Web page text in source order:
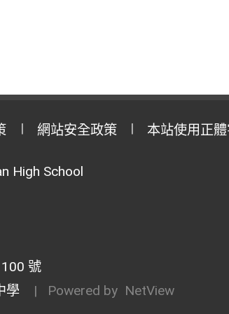
網站安全政策 本站使用正
High School
號
學 | Powered by NetView